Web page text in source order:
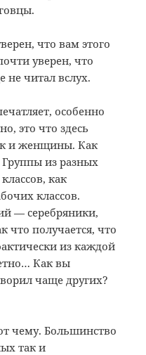
что вам этого
уверен, что
не читал вслух.
особенно
это что здесь
и женщины. Как
из разных
как
классов.
— серебряники,
получается, что
из каждой
Как вы
чаще других?
чему. Большинство
так и